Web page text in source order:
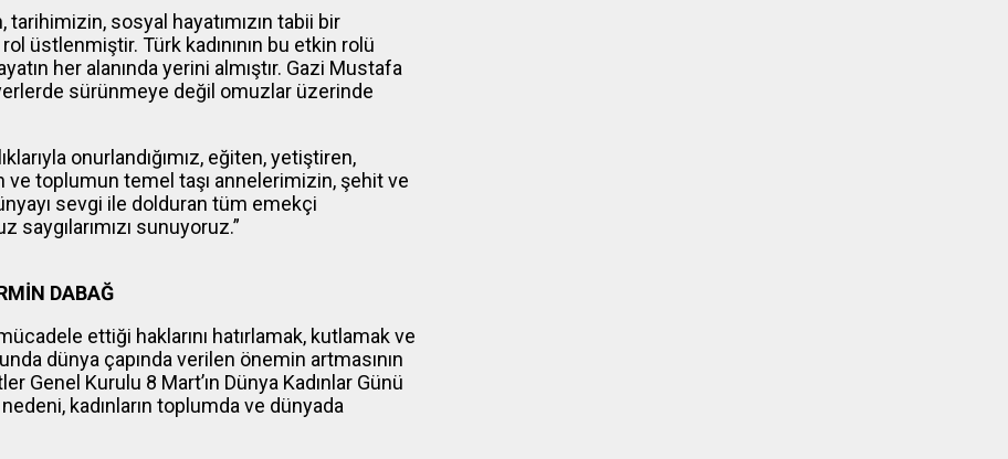
sosyal hayatımızın tabii bir
üstlenmiştir. Türk kadınının bu etkin rolü
her alanında yerini almıştır. Gazi Mustafa
sürünmeye değil omuzlar üzerinde
onurlandığımız, eğiten, yetiştiren,
ve toplumun temel taşı annelerimizin, şehit ve
sevgi ile dolduran tüm emekçi
saygılarımızı sunuyoruz.”
DABAĞ
ettiği haklarını hatırlamak, kutlamak ve
dünya çapında verilen önemin artmasının
Genel Kurulu 8 Mart’ın Dünya Kadınlar Günü
kadınların toplumda ve dünyada